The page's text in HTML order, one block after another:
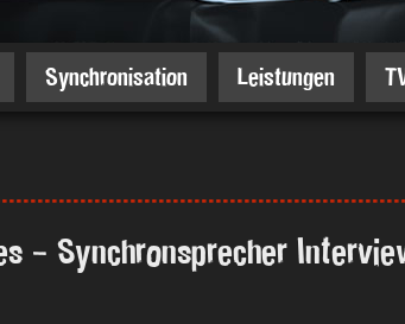
Synchronisation Leistungen
- Synchronsprecher